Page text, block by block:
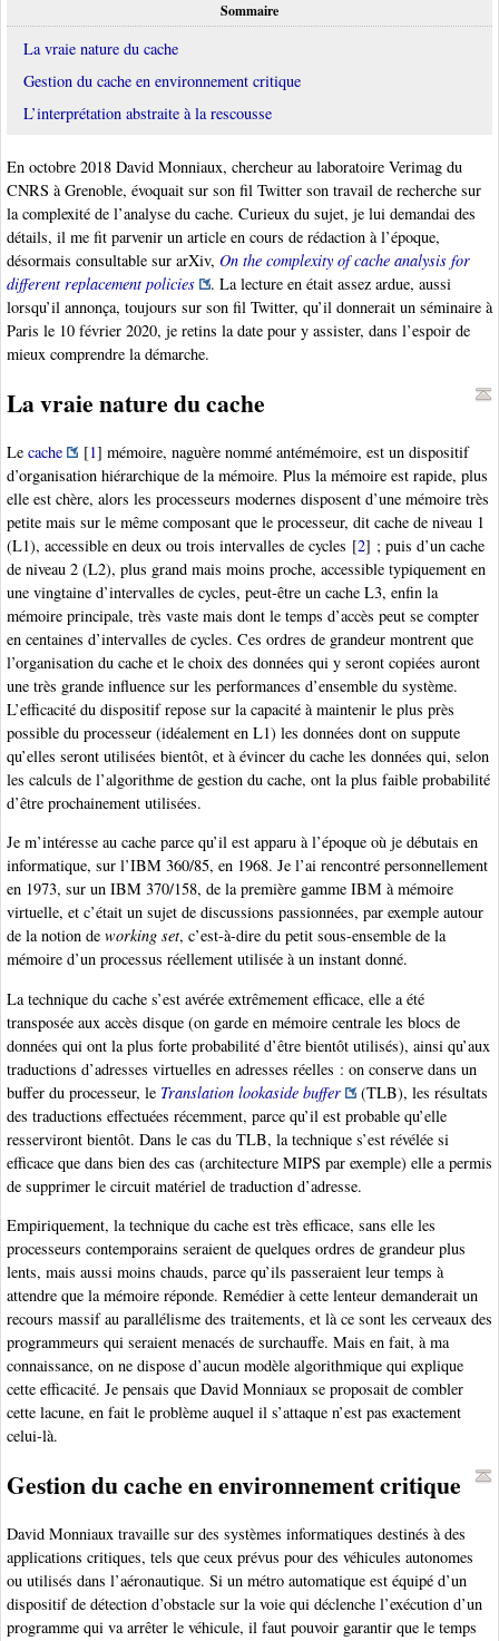
Sommaire
La vraie nature du cache
Gestion du cache en environnement critique
L’interprétation abstraite à la rescousse
En octobre 2018 David Monniaux, chercheur au laboratoire Verimag du
CNRS à Grenoble, évoquait sur son fil Twitter son travail de recherche sur
la complexité de l’analyse du cache. Curieux du sujet, je lui demandai des
détails, il me fit parvenir un article en cours de rédaction à l’époque,
désormais consultable sur arXiv, On the complexity of cache analysis for
different replacement policies
. La lecture en était assez ardue, aussi
lorsqu’il annonça, toujours sur son fil Twitter, qu’il donnerait un séminaire à
Paris le 10 février 2020, je retins la date pour y assister, dans l’espoir de
mieux comprendre la démarche.
La vraie nature du cache
Le cache [1] mémoire, naguère nommé antémémoire, est un dispositif
d’organisation hiérarchique de la mémoire. Plus la mémoire est rapide, plus
elle est chère, alors les processeurs modernes disposent d’une mémoire très
petite mais sur le même composant que le processeur, dit cache de niveau 1
(L1), accessible en deux ou trois intervalles de cycles [2] ; puis d’un cache
de niveau 2 (L2), plus grand mais moins proche, accessible typiquement en
une vingtaine d’intervalles de cycles, peut-être un cache L3, enfin la
mémoire principale, très vaste mais dont le temps d’accès peut se compter
en centaines d’intervalles de cycles. Ces ordres de grandeur montrent que
l’organisation du cache et le choix des données qui y seront copiées auront
une très grande influence sur les performances d’ensemble du système.
L’efficacité du dispositif repose sur la capacité à maintenir le plus près
possible du processeur (idéalement en L1) les données dont on suppute
qu’elles seront utilisées bientôt, et à évincer du cache les données qui, selon
les calculs de l’algorithme de gestion du cache, ont la plus faible probabilité
d’être prochainement utilisées.
Je m’intéresse au cache parce qu’il est apparu à l’époque où je débutais en
informatique, sur l’IBM 360/85, en 1968. Je l’ai rencontré personnellement
en 1973, sur un IBM 370/158, de la première gamme IBM à mémoire
virtuelle, et c’était un sujet de discussions passionnées, par exemple autour
de la notion de working set, c’est-à-dire du petit sous-ensemble de la
mémoire d’un processus réellement utilisée à un instant donné.
La technique du cache s’est avérée extrêmement efficace, elle a été
transposée aux accès disque (on garde en mémoire centrale les blocs de
données qui ont la plus forte probabilité d’être bientôt utilisés), ainsi qu’aux
traductions d’adresses virtuelles en adresses réelles : on conserve dans un
buffer du processeur, le Translation lookaside buffer
(TLB), les résultats
des traductions effectuées récemment, parce qu’il est probable qu’elle
resserviront bientôt. Dans le cas du TLB, la technique s’est révélée si
efficace que dans bien des cas (architecture MIPS par exemple) elle a permis
de supprimer le circuit matériel de traduction d’adresse.
Empiriquement, la technique du cache est très efficace, sans elle les
processeurs contemporains seraient de quelques ordres de grandeur plus
lents, mais aussi moins chauds, parce qu’ils passeraient leur temps à
attendre que la mémoire réponde. Remédier à cette lenteur demanderait un
recours massif au parallélisme des traitements, et là ce sont les cerveaux des
programmeurs qui seraient menacés de surchauffe. Mais en fait, à ma
connaissance, on ne dispose d’aucun modèle algorithmique qui explique
cette efficacité. Je pensais que David Monniaux se proposait de combler
cette lacune, en fait le problème auquel il s’attaque n’est pas exactement
celui-là.
Gestion du cache en environnement critique
David Monniaux travaille sur des systèmes informatiques destinés à des
applications critiques, tels que ceux prévus pour des véhicules autonomes
ou utilisés dans l’aéronautique. Si un métro automatique est équipé d’un
dispositif de détection d’obstacle sur la voie qui déclenche l’exécution d’un
programme qui va arrêter le véhicule, il faut pouvoir garantir que le temps